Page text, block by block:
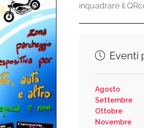
inquadrare il
Eventi
Agosto
Settembre
Ottobre
Novembre